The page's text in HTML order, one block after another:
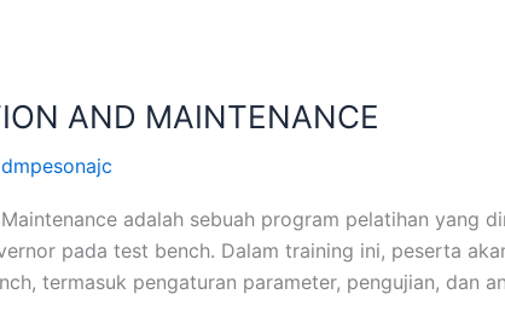
AND MAINTENANCE
adalah sebuah program pelatihan yang
pada test bench. Dalam training ini, peserta
termasuk pengaturan parameter, pengujian, dan